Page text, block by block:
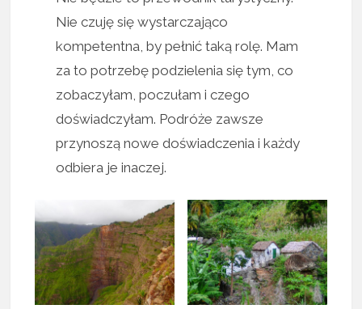
Nie czuję się wystarczająco
kompetentna, by pełnić taką rolę. Mam
za to potrzebę podzielenia się tym, co
zobaczyłam, poczułam i czego
doświadczyłam. Podróże zawsze
przynoszą nowe doświadczenia i każdy
odbiera je inaczej.